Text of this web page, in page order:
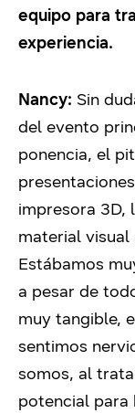
equipo para
experiencia.
Nancy: Sin
del evento
ponencia, el
impresora 3D,
material
Estábamos
a pesar de
muy tangible,
sentimos
somos, al
potencial para